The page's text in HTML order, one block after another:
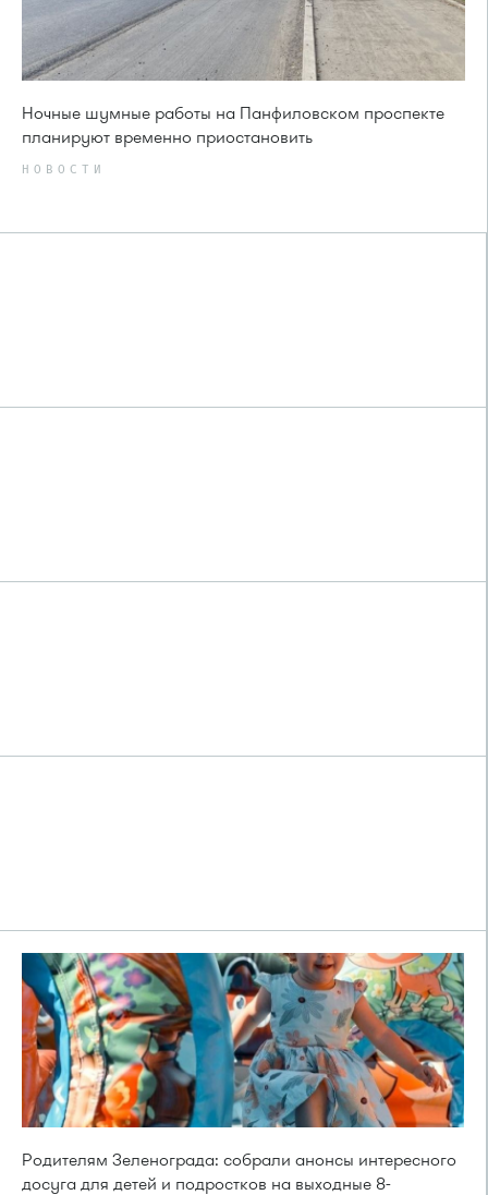
Ночные шумные работы на Панфиловском проспекте
планируют временно приостановить
НОВОСТИ
Родителям Зеленограда: собрали анонсы интересного
досуга для детей и подростков на выходные 8-